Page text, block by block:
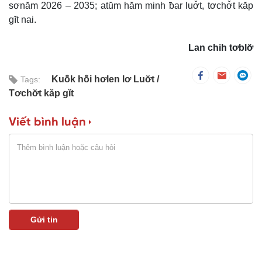
sơnăm 2026 – 2035; atŭm hăm minh ƀar luơ̆t, tơchơ̆t kăp
gĭt nai.
Lan chih tơblơ̆
Tags:
Kuô̆k hô̆i hơlen lơ Luơ̆t
Tơchơ̆t kăp gĭt
Viết bình luận